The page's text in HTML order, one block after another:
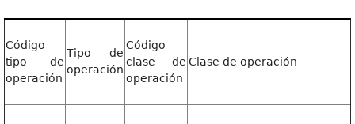
Código
tipo de
operación
Tipo de
operación
Código
clase de
operación
Clase de operación